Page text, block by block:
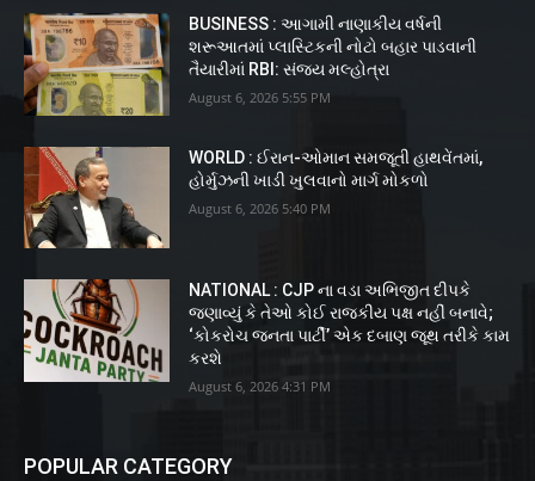
BUSINESS : આગામી નાણાકીય વર્ષની
શરૂઆતમાં પ્લાસ્ટિકની નોટો બહાર પાડવાની
તૈયારીમાં RBI: સંજય મલ્હોત્રા
August 6, 2026 5:55 PM
WORLD : ઈરાન-ઓમાન સમજૂતી હાથવેંતમાં,
હોર્મુઝની ખાડી ખુલવાનો માર્ગ મોકળો
August 6, 2026 5:40 PM
NATIONAL : CJP ના વડા અભિજીત દીપકે
જણાવ્યું કે તેઓ કોઈ રાજકીય પક્ષ નહીં બનાવે;
‘કોકરોચ જનતા પાર્ટી’ એક દબાણ જૂથ તરીકે કામ
કરશે
August 6, 2026 4:31 PM
POPULAR CATEGORY